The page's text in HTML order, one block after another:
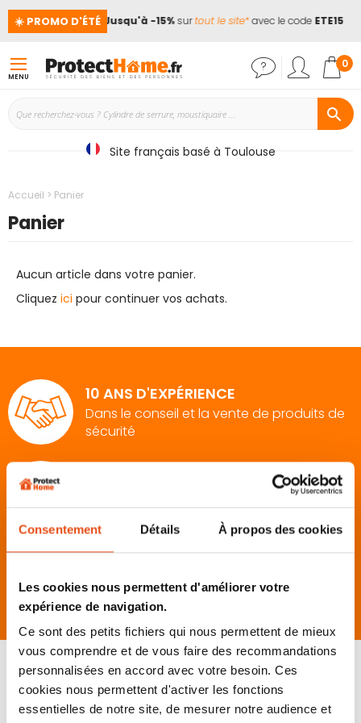
Consentement Détails À propos des cookies
Les cookies nous permettent d'améliorer votre
expérience de navigation.
Ce sont des petits fichiers qui nous permettent de mieux
vous comprendre et de vous faire des recommandations
personnalisées en accord avec votre besoin. Ces
cookies nous permettent d'activer les fonctions
essentielles de notre site, de mesurer notre audience et
☀️ PROMO D'ÉTÉ
! 📢 Jusqu'à -15%surtout le site*avec le code ETE15
MENU
0
Site français basé à Toulouse
Accueil Panier
Panier
Aucun article dans votre panier.
Cliquez ici pour continuer vos achats.
10 ANS D'EXPÉRIENCE
Dans le conseil et la vente de produits de
sécurité
Sélectionnés avec soin auprès de
À taille humaine basée à Toulouse
Nous contacter
05 61 46 11 77